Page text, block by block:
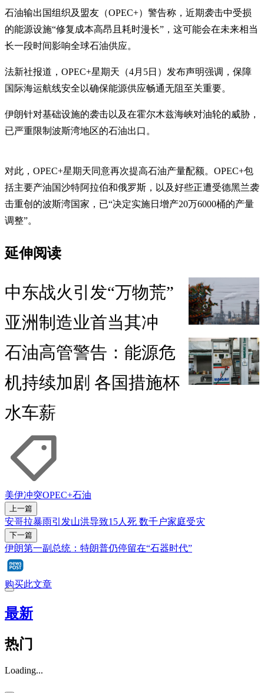
石油输出国组织及盟友（OPEC+）警告称，近期袭击中受损
的能源设施“修复成本高昂且耗时漫长”，这可能会在未来相当
长一段时间影响全球石油供应。
法新社报道，OPEC+星期天（4月5日）发布声明强调，保障
国际海运航线安全以确保能源供应畅通无阻至关重要。
伊朗针对基础设施的袭击以及在霍尔木兹海峡对油轮的威胁，
已严重限制波斯湾地区的石油出口。
对此，OPEC+星期天同意再次提高石油产量配额。OPEC+包
括主要产油国沙特阿拉伯和俄罗斯，以及好些正遭受德黑兰袭
击重创的波斯湾国家，已“决定实施日增产20万6000桶的产量
调整”。
延伸阅读
中东战火引发“万物荒”
亚洲制造业首当其冲
石油高管警告：能源危
机持续加剧 各国措施杯
水车薪
美伊冲突OPEC+石油
上一篇
安哥拉暴雨引发山洪导致15人死 数千户家庭受灾
下一篇
伊朗第一副总统：特朗普仍停留在“石器时代”
购买此文章
最新
热门
Loading...